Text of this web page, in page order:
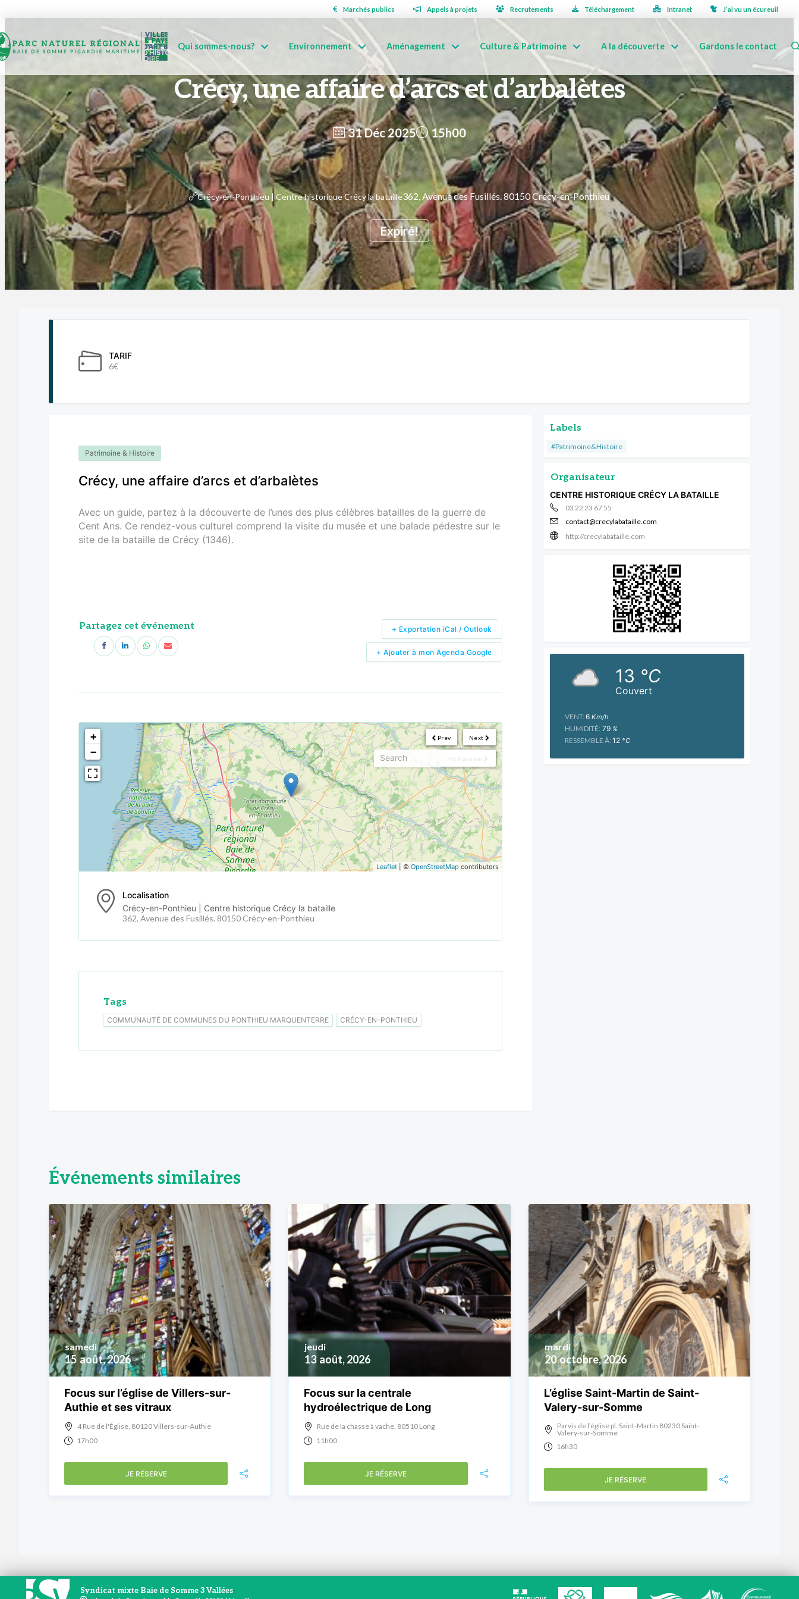
Marchés publics Appels à projets Recrutements Téléchargement Intranet J’ai vu un écureuil
Qui sommes-nous? Environnement Aménagement Culture & Patrimoine A la découverte Gardons le contact
Crécy, une affaire d’arcs et d’arbalètes
31 Déc 2025
Expiré!
15h00
Crécy-en-Ponthieu | Centre historique Crécy la bataille362, Avenue des Fusillés. 80150 Crécy-en-Ponthieu
TARIF
6€
Patrimoine & Histoire
Crécy, une affaire d’arcs et d’arbalètes
Avec un guide, partez à la découverte de l’unes des plus célèbres batailles de la guerre de
Cent Ans. Ce rendez-vous culturel comprend la visite du musée et une balade pédestre sur le
site de la bataille de Crécy (1346).
Partagez cet événement
+ Ajouter à mon Agenda Google
+ Exportation iCal / Outlook
Next
Prev
My Position
<!---->
+
−
Leaflet| © OpenStreetMapcontributors
Localisation
Crécy-en-Ponthieu | Centre historique Crécy la bataille
362, Avenue des Fusillés. 80150 Crécy-en-Ponthieu
Tags
COMMUNAUTÉ DE COMMUNES DU PONTHIEU MARQUENTERRE CRÉCY-EN-PONTHIEU
Labels
#Patrimoine&Histoire
Organisateur
CENTRE HISTORIQUE CRÉCY LA BATAILLE
03 22 23 67 55
contact@crecylabataille.com
http://crecylabataille.com
Couvert
13 °C
VENT: 6Km/h
HUMIDITÉ: 79%
RESSEMBLE À: 12°C
Événements similaires
15 août, 2026
samedi
Focus sur l’église de Villers-sur-
Authie et ses vitraux
4 Rue de l'Église, 80120 Villers-sur-Authie
17h00
JE RÉSERVE
13 août, 2026
jeudi
Focus sur la centrale
hydroélectrique de Long
Rue de la chasse à vache, 80510 Long
11h00
JE RÉSERVE
20 octobre, 2026
mardi
L’église Saint-Martin de Saint-
Valery-sur-Somme
Parvis de l’église pl. Saint-Martin 80230 Saint-
Valery-sur-Somme
16h30
JE RÉSERVE
Syndicat mixte Baie de Somme 3 Vallées